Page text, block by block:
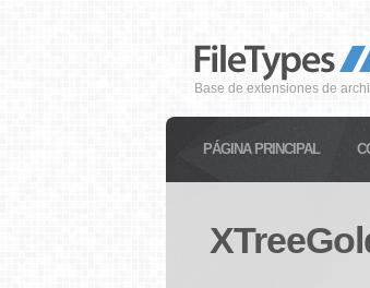
Base de extensiones de
PÁGINA PRINCIPAL